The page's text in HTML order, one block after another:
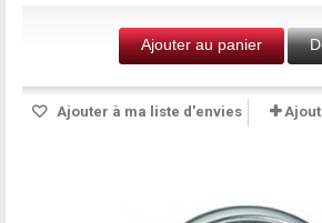
Ajouter au panier
Ajouter à ma liste d'envies